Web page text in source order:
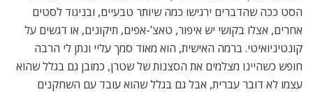
הסט ככה שהדברים ירגישו כמה שיותר טבעיים, ובניגוד לסטים
אחרים, אצלו בקושי יש איפור, טאצ’-אפים, תיקונים, או דגשים על
קונטיניואיטי. ברמה האישית, הוא מאוד סמך עליי ונתן לי הרבה
חופש כשהיינו מצלמים את הסצנות של שטרן, כמובן גם בגלל שהוא
עצמו לא דובר עברית, אבל גם בגלל שהוא עובד עם השחקנים